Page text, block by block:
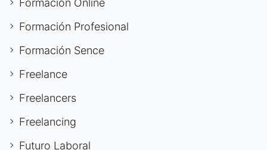
Formación Online
Formación Profesional
Formación Sence
Freelance
Freelancers
Freelancing
Futuro Laboral